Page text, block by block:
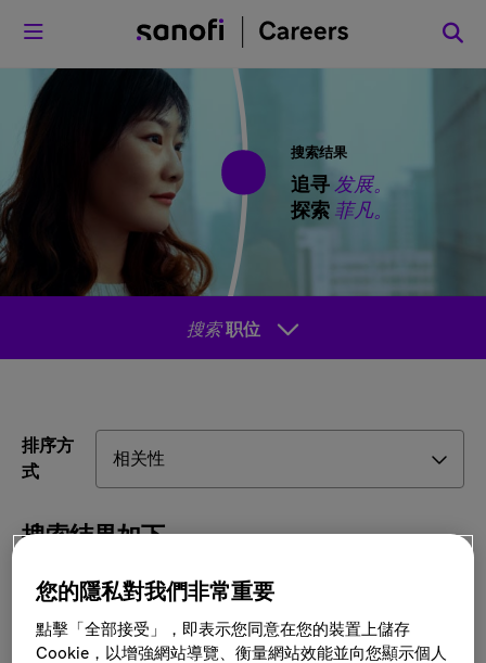
搜索结果
追寻 发展。
探索 菲凡。
搜索 职位
排序方
式
搜索结果如下
筛选结果
您的隱私對我們非常重要
點擊「全部接受」，即表示您同意在您的裝置上儲存
Cookie，以增強網站導覽、衡量網站效能並向您顯示個人